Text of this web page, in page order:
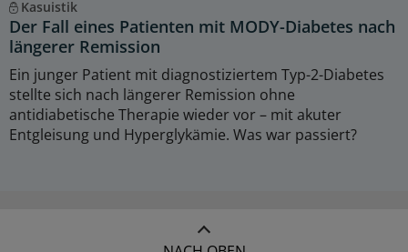
Kasuistik
Der Fall eines Patienten mit MODY-Diabetes nach
längerer Remission
Ein junger Patient mit diagnostiziertem Typ-2-Diabetes
stellte sich nach längerer Remission ohne
antidiabetische Therapie wieder vor – mit akuter
Entgleisung und Hyperglykämie. Was war passiert?